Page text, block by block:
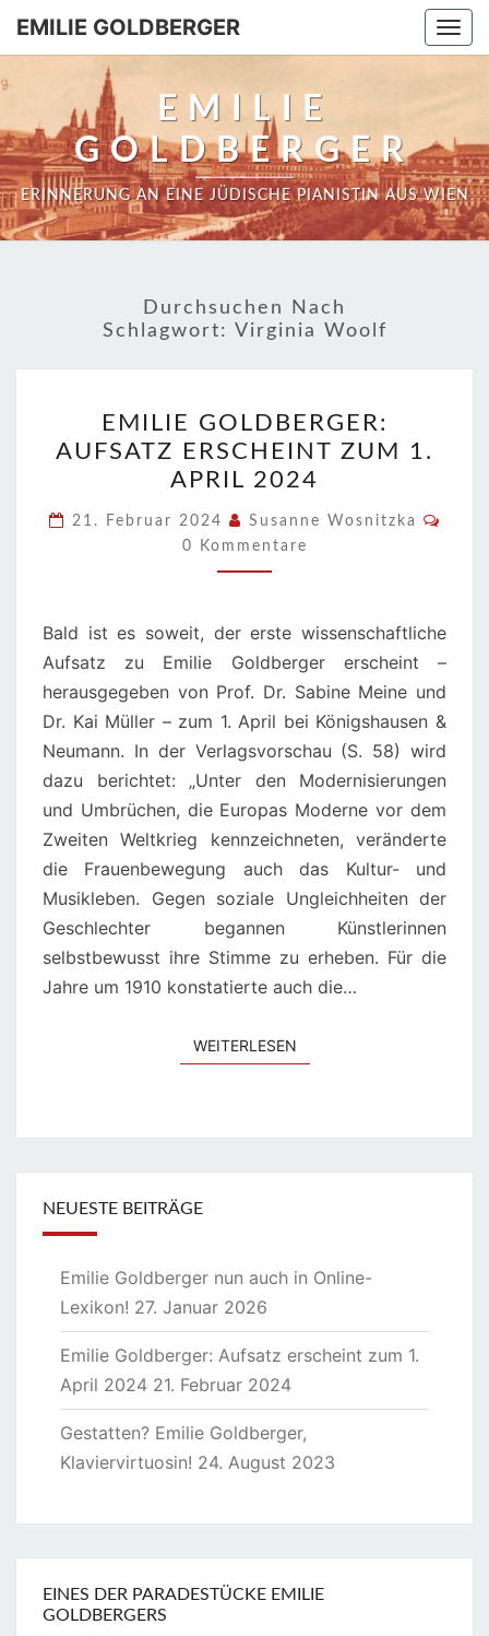
EMILIE GOLDBERGER
EMILIE
GOLDBERGER
ERINNERUNG AN EINE JÜDISCHE PIANISTIN AUS WIEN
Durchsuchen Nach
Schlagwort: Virginia Woolf
GOLDBERGER:
AUFSATZ
ERSCHEINT
ZUM
1.
APRIL
EMILIE GOLDBERGER:
AUFSATZ ERSCHEINT ZUM 1.
APRIL 2024
21. Februar 2024 Susanne Wosnitzka
0 Kommentare
Bald ist es soweit, der erste wissenschaftliche
Aufsatz zu Emilie Goldberger erscheint –
herausgegeben von Prof. Dr. Sabine Meine und
Dr. Kai Müller – zum 1. April bei Königshausen &
Neumann. In der Verlagsvorschau (S. 58) wird
dazu berichtet: „Unter den Modernisierungen
und Umbrüchen, die Europas Moderne vor dem
Zweiten Weltkrieg kennzeichneten, veränderte
die Frauenbewegung auch das Kultur- und
Musikleben. Gegen soziale Ungleichheiten der
Geschlechter begannen Künstlerinnen
selbstbewusst ihre Stimme zu erheben. Für die
Jahre um 1910 konstatierte auch die…
WEITERLESENWEITERLESEN
NEUESTE BEITRÄGE
Emilie Goldberger nun auch in Online-
Lexikon! 27. Januar 2026
Emilie Goldberger: Aufsatz erscheint zum 1.
April 2024 21. Februar 2024
Gestatten? Emilie Goldberger,
Klaviervirtuosin! 24. August 2023
EINES DER PARADESTÜCKE EMILIE
GOLDBERGERS